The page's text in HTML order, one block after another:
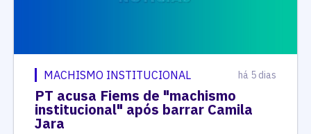
MACHISMO INSTITUCIONAL há 5 dias
PT acusa Fiems de "machismo
institucional" após barrar Camila
Jara